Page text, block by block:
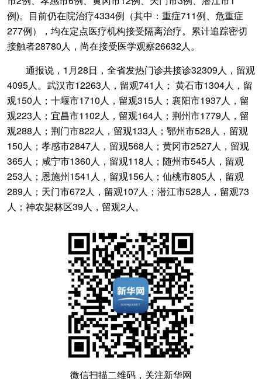
例)。目前仍在院治疗4334例（其中：重症711例、危重症
277例），均在定点医疗机构接受隔离治疗。累计追踪密切
接触者28780人，尚在接受医学观察26632人。
通报说，1月28日，全省发热门诊共接诊32309人，留观
4095人。武汉市12263人，留观741人； 黄石市1304人，留
观150人；十堰市1710人，留观315人；襄阳市1937人，留
观223人；宜昌市1102人，留观164人；荆州市1779人，留
观288人；荆门市822人，留观133人；鄂州市528人，留观
150人；孝感市2847人，留观568人；黄冈市2527人，留观
365人；咸宁市1360人，留观118人；随州市545人，留观
253人；恩施州1541人，留观156人；仙桃市805人，留观
289人；天门市672人，留观107人；潜江市528人，留观73
人；神农架林区39人，留观2人。
微信扫描二维码，关注新华网